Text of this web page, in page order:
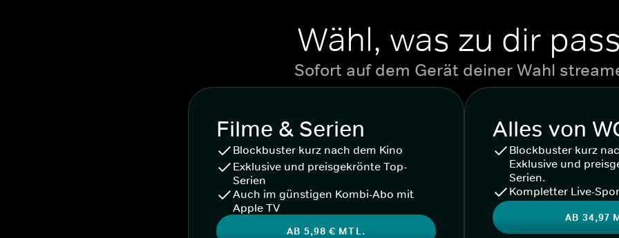
Wähl, was zu dir
Sofort auf dem Gerät deiner Wahl
Filme & Serien
Blockbuster kurz nach dem Kino
Exklusive und preisgekrönte Top-
Serien
Auch im günstigen Kombi-Abo mit
Apple TV
AB 5,98 € MTL.
Alles von
Blockbuster kurz
Exklusive und
Serien.
Kompletter Live-
AB 34,97